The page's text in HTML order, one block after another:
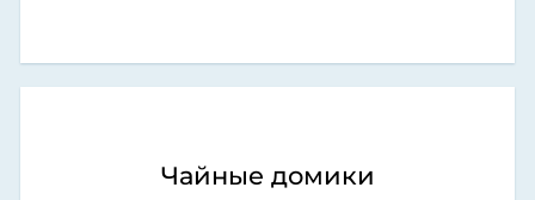
Чайные домики